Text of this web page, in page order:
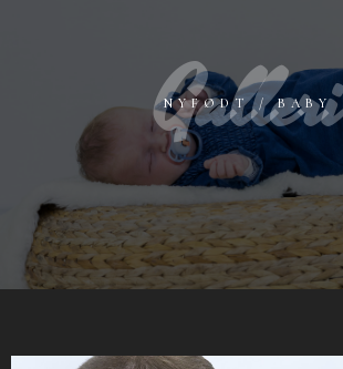
Galleri
NYFØDT / BABY